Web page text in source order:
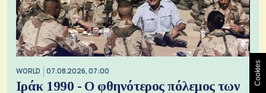
WORLD 07.08.2026, 07:00
Ιράκ 1990 - Ο φθηνότερος πόλεμος των
Cookies